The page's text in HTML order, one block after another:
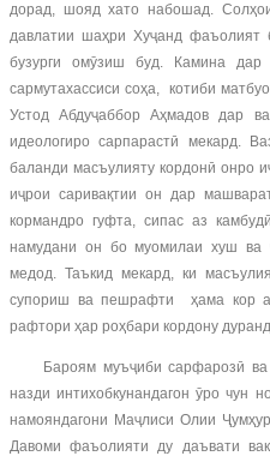
дорад, шояд хато набошад.
давлатии шаҳри Хуҷанд фаъолият
бузурги омӯзиш буд. Камина
сармутахассиси соҳа, котиби
Устод Абдуҷаббор Аҳмадов дар
идеологиро сарпарастӣ мекард.
баланди масъулияту кордонӣ онро
иҷрои саривақтии он дар
кормандро гуфта, сипас аз
намудани он бо муомилаи хуш ва
медод. Таъкид мекард, ки
супориш ва пешрафти ҳама кор
рафтори ҳар роҳбари кордону
Бароям муъҷиби сарфарозӣ ва
назди интихобкунандагон ӯро чун
намояндагони Маҷлиси Олии
Давоми фаъолияти ду даъвати